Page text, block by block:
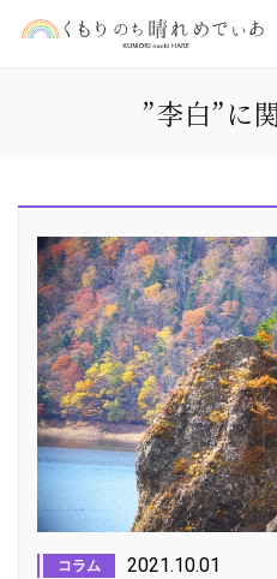
”李白”に
コラム 2021.10.01